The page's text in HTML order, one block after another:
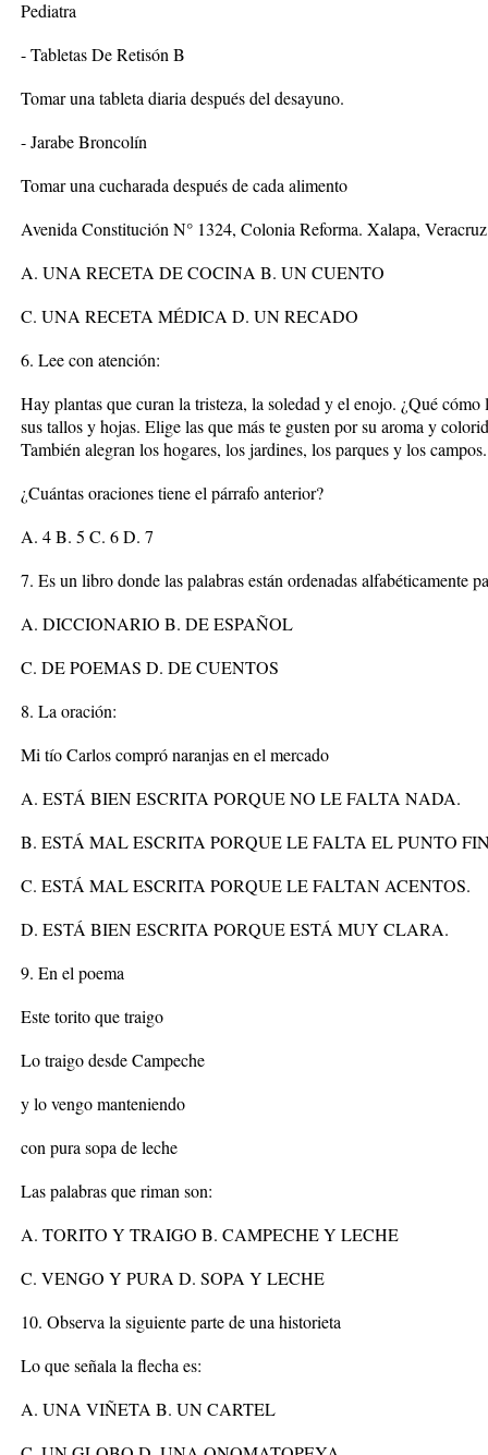
Pediatra
- Tabletas De Retisón B
Tomar una tableta diaria después del desayuno.
- Jarabe Broncolín
Tomar una cucharada después de cada alimento
Avenida Constitución N° 1324, Colonia Reforma. Xalapa, Veracruz
A. UNA RECETA DE COCINA B. UN CUENTO
C. UNA RECETA MÉDICA D. UN RECADO
6. Lee con atención:
Hay plantas que curan la tristeza, la soledad y el enojo. ¿Qué
sus tallos y hojas. Elige las que más te gusten por su aroma y
También alegran los hogares, los jardines, los parques y los campos.
¿Cuántas oraciones tiene el párrafo anterior?
A. 4 B. 5 C. 6 D. 7
7. Es un libro donde las palabras están ordenadas alfabéticamente
A. DICCIONARIO B. DE ESPAÑOL
C. DE POEMAS D. DE CUENTOS
8. La oración:
Mi tío Carlos compró naranjas en el mercado
A. ESTÁ BIEN ESCRITA PORQUE NO LE FALTA NADA.
B. ESTÁ MAL ESCRITA PORQUE LE FALTA EL PUNTO
C. ESTÁ MAL ESCRITA PORQUE LE FALTAN ACENTOS.
D. ESTÁ BIEN ESCRITA PORQUE ESTÁ MUY CLARA.
9. En el poema
Este torito que traigo
Lo traigo desde Campeche
y lo vengo manteniendo
con pura sopa de leche
Las palabras que riman son:
A. TORITO Y TRAIGO B. CAMPECHE Y LECHE
C. VENGO Y PURA D. SOPA Y LECHE
10. Observa la siguiente parte de una historieta
Lo que señala la flecha es:
A. UNA VIÑETA B. UN CARTEL